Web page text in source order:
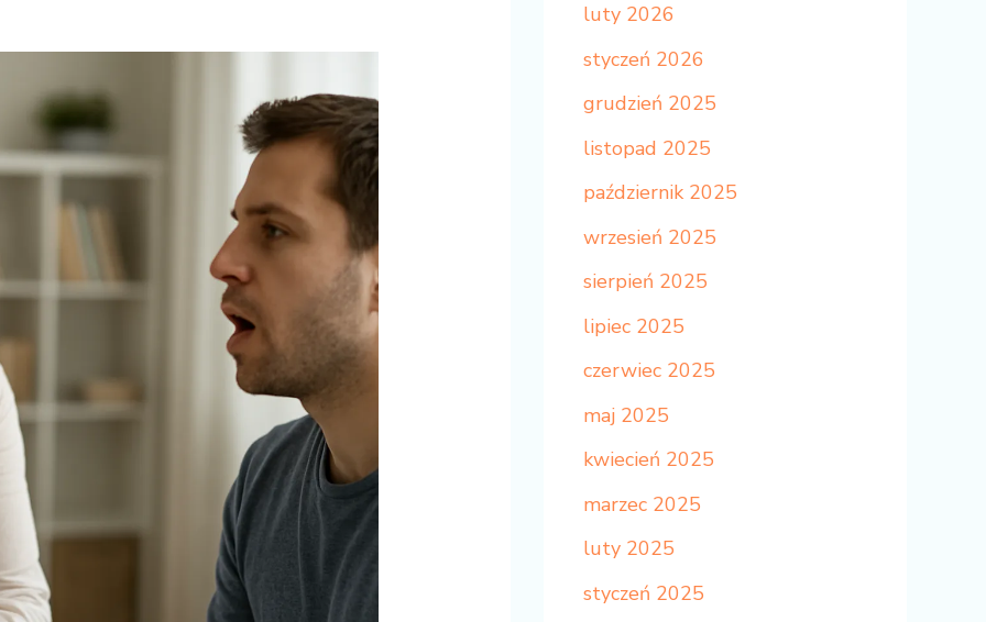
luty 2026
styczeń 2026
grudzień 2025
listopad 2025
październik 2025
wrzesień 2025
sierpień 2025
lipiec 2025
czerwiec 2025
maj 2025
kwiecień 2025
marzec 2025
luty 2025
styczeń 2025